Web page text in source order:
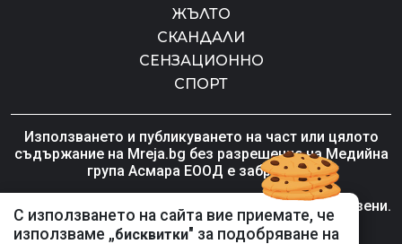
С използването на сайта вие приемате, че
използваме „бисквитки" за подобряване на
ЖЪЛТО
СКАНДАЛИ
СЕНЗАЦИОННО
СПОРТ
Използването и публикуването на част или цялото
съдържание на Mreja.bg без разрешение на Медийна
група Асмара ЕООД е забранено.
© 2010 - 2026 | Mreja.bg. Всички права запазени.